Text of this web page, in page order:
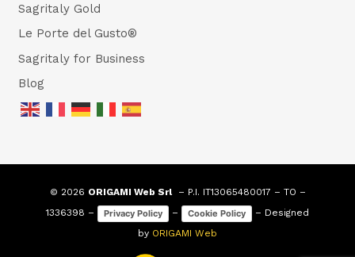
Sagritaly Gold
Le Porte del Gusto®
Sagritaly for Business
Blog
© 2026 ORIGAMI Web Srl– P.I. IT13065480017 – TO –
1336398 –
Privacy Policy – Cookie Policy
– Designed
by ORIGAMI Web